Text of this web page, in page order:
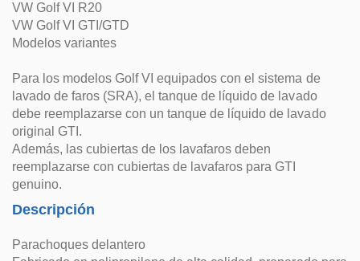
VW Golf VI R20
VW Golf VI GTI/GTD
Modelos variantes
Para los modelos Golf VI equipados con el sistema de
lavado de faros (SRA), el tanque de líquido de lavado
debe reemplazarse con un tanque de líquido de lavado
original GTI.
Además, las cubiertas de los lavafaros deben
reemplazarse con cubiertas de lavafaros para GTI
genuino.
Descripción
Parachoques delantero